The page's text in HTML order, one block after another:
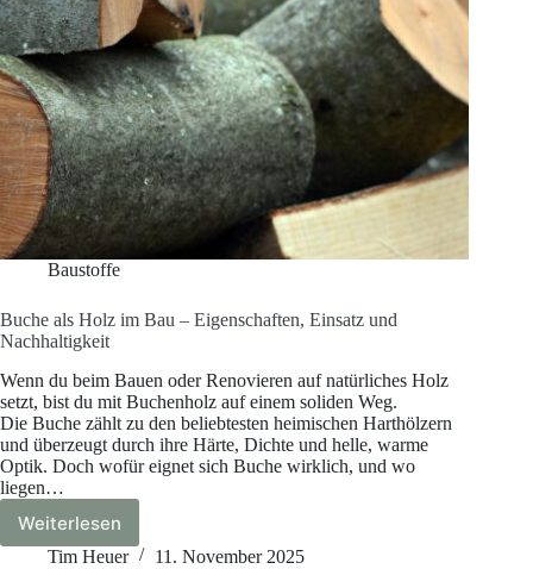
Baustoffe
Buche als Holz im Bau – Eigenschaften, Einsatz und
Nachhaltigkeit
Wenn du beim Bauen oder Renovieren auf natürliches Holz
setzt, bist du mit Buchenholz auf einem soliden Weg.
Die Buche zählt zu den beliebtesten heimischen Harthölzern
und überzeugt durch ihre Härte, Dichte und helle, warme
Optik. Doch wofür eignet sich Buche wirklich, und wo
liegen…
Weiterlesen
Buche
als
Tim Heuer 11. November 2025